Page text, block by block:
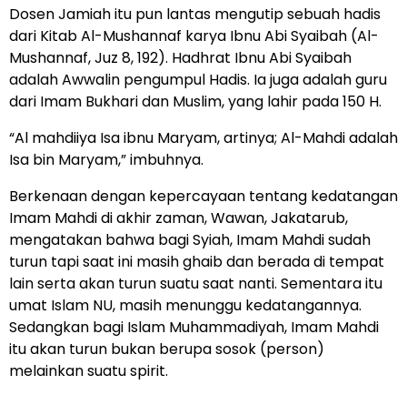
Dosen Jamiah itu pun lantas mengutip sebuah hadis
dari Kitab Al-Mushannaf karya Ibnu Abi Syaibah (Al-
Mushannaf, Juz 8, 192). Hadhrat Ibnu Abi Syaibah
adalah Awwalin pengumpul Hadis. Ia juga adalah guru
dari Imam Bukhari dan Muslim, yang lahir pada 150 H.
“Al mahdiiya Isa ibnu Maryam, artinya; Al-Mahdi adalah
Isa bin Maryam,” imbuhnya.
Berkenaan dengan kepercayaan tentang kedatangan
Imam Mahdi di akhir zaman, Wawan, Jakatarub,
mengatakan bahwa bagi Syiah, Imam Mahdi sudah
turun tapi saat ini masih ghaib dan berada di tempat
lain serta akan turun suatu saat nanti. Sementara itu
umat Islam NU, masih menunggu kedatangannya.
Sedangkan bagi Islam Muhammadiyah, Imam Mahdi
itu akan turun bukan berupa sosok (person)
melainkan suatu spirit.